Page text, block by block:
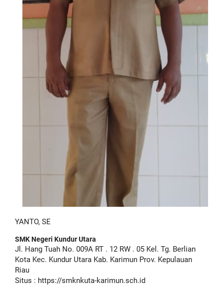
YANTO, SE
SMK Negeri Kundur Utara
Jl. Hang Tuah No. 009A RT . 12 RW . 05 Kel. Tg. Berlian
Kota Kec. Kundur Utara Kab. Karimun Prov. Kepulauan
Riau
Situs : https://smknkuta-karimun.sch.id